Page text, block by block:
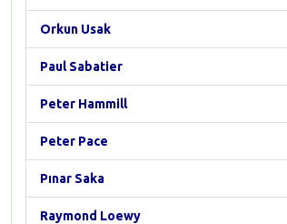
Orkun Usak
Paul Sabatier
Peter Hammill
Peter Pace
Pınar Saka
Raymond Loewy